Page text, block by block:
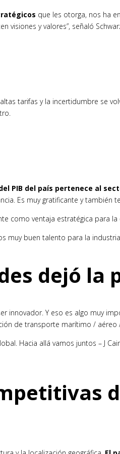
que les otorga, nos ha
visiones y valores”, señaló
tarifas y la incertidumbre se
PIB del país pertenece al
Es muy gratificante y
como ventaja estratégica para
muy buen talento para la
dejó la
innovador. Y eso es algo muy
de transporte marítimo /
Hacia allá vamos juntos – J